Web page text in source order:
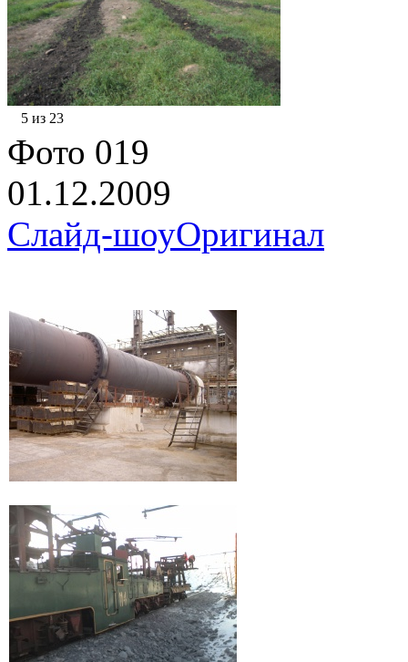
5 из 23
Фото 019
01.12.2009
Слайд-шоуОригинал